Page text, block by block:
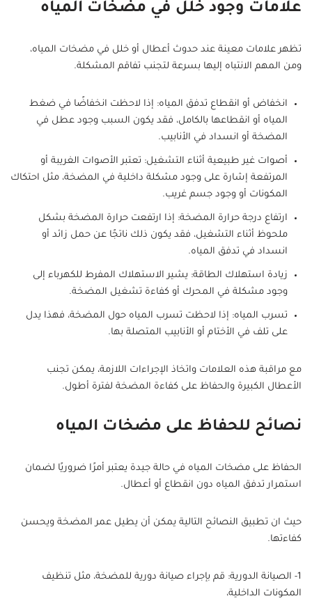
علامات وجود خلل في مضخات المياه
تظهر علامات معينة عند حدوث أعطال أو خلل في مضخات المياه،
ومن المهم الانتباه إليها بسرعة لتجنب تفاقم المشكلة.
انخفاض أو انقطاع تدفق المياه: إذا لاحظت انخفاضًا في ضغط
المياه أو انقطاعها بالكامل، فقد يكون السبب وجود عطل في
المضخة أو انسداد في الأنابيب.
أصوات غير طبيعية أثناء التشغيل: تعتبر الأصوات الغريبة أو
المرتفعة إشارة على وجود مشكلة داخلية في المضخة، مثل احتكاك
المكونات أو وجود جسم غريب.
ارتفاع درجة حرارة المضخة: إذا ارتفعت حرارة المضخة بشكل
ملحوظ أثناء التشغيل، فقد يكون ذلك ناتجًا عن حمل زائد أو
انسداد في تدفق المياه.
زيادة استهلاك الطاقة: يشير الاستهلاك المفرط للكهرباء إلى
وجود مشكلة في المحرك أو كفاءة تشغيل المضخة.
تسرب المياه: إذا لاحظت تسرب المياه حول المضخة، فهذا يدل
على تلف في الأختام أو الأنابيب المتصلة بها.
مع مراقبة هذه العلامات واتخاذ الإجراءات اللازمة، يمكن تجنب
الأعطال الكبيرة والحفاظ على كفاءة المضخة لفترة أطول.
نصائح للحفاظ على مضخات المياه
الحفاظ على مضخات المياه في حالة جيدة يعتبر أمرًا ضروريًا لضمان
استمرار تدفق المياه دون انقطاع أو أعطال.
حيث ان تطبيق النصائح التالية يمكن أن يطيل عمر المضخة ويحسن
كفاءتها.
1- الصيانة الدورية: قم بإجراء صيانة دورية للمضخة، مثل تنظيف
المكونات الداخلية،